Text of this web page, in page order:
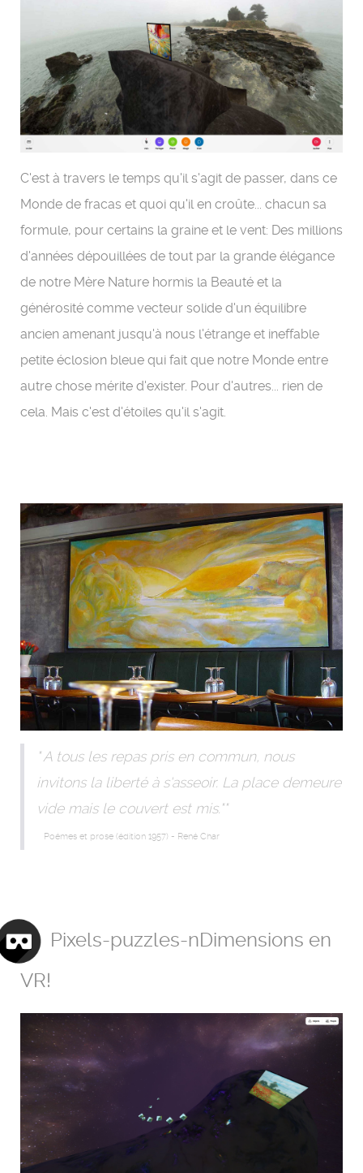
C'est à travers le temps qu'il s'agit de passer, dans ce
Monde de fracas et quoi qu'il en croûte... chacun sa
formule, pour certains la graine et le vent: Des millions
d'années dépouillées de tout par la grande élégance
de notre Mère Nature hormis la Beauté et la
générosité comme vecteur solide d'un équilibre
ancien amenant jusqu'à nous l'étrange et ineffable
petite éclosion bleue qui fait que notre Monde entre
autre chose mérite d'exister. Pour d'autres... rien de
cela. Mais c'est d'étoiles qu'il s'agit.
"A tous les repas pris en commun, nous
invitons la liberté à s'asseoir. La place demeure
vide mais le couvert est mis.""
Poémes et prose (édition 1957) - René Char
Pixels-puzzles-nDimensions en
VR!